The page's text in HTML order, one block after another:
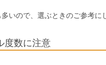
いので、選ぶときのご参考に
度数に注意